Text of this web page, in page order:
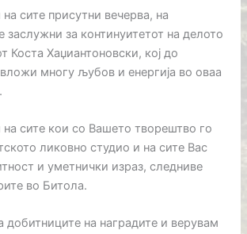
сите присутни вечерва, на
заслужни за континуитетот на делото
Коста Хаџиантоновски, кој до
многу љубов и енергија во оваа
сите кои со Вашето творештво го
ликовно студио и на сите Вас
и уметнички израз, следниве
во Битола.
добитниците на наградите и верувам